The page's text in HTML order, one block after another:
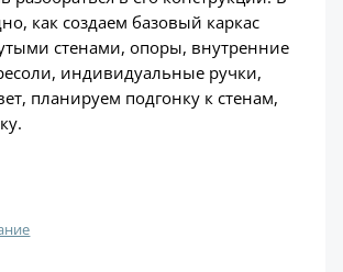
как создаем базовый каркас
стенами, опоры, внутренние
индивидуальные ручки,
планируем подгонку к стенам,